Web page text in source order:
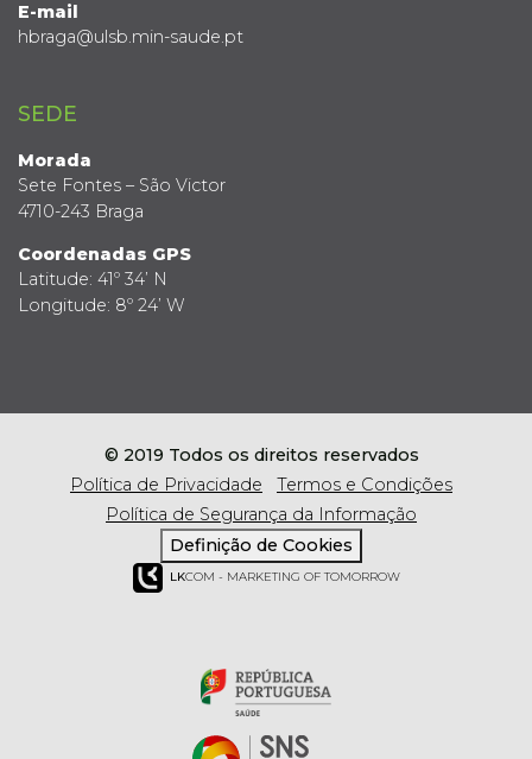
E-mail
hbraga@ulsb.min-saude.pt
SEDE
Morada
Sete Fontes – São Victor
4710-243 Braga
Coordenadas GPS
Latitude: 41º 34’ N
Longitude: 8º 24’ W
© 2019 Todos os direitos reservados
Política de Privacidade
Termos e Condições
Política de Segurança da Informação
Definição de Cookies
LKCOM - MARKETING OF TOMORROW